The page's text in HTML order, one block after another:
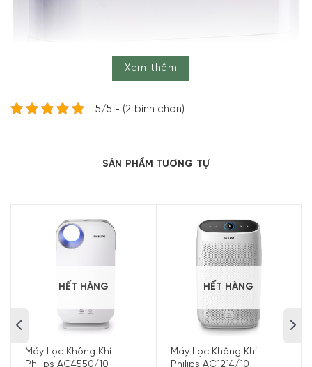
Máy Hút Ẩm Comfee MDDF-20DEN7 Giúp Bảo Vệ Sức Khỏe Cho
Một trong những giải pháp cho việc điều chỉnh tỉ lệ độ ẩm
trong không khí đó là sử dụng các thiết bị hút ẩm. Minh
House mang đến cho quý khách một sự lựa chọn chất
suất lên đến 100m3.
Xem thêm
5/5 - (2 bình chọn)
SẢN PHẨM TƯƠNG TỰ
HẾT HÀNG
Máy Lọc Không Khí
Philips AC4550/10
HẾT HÀNG
Máy Lọc Không Khí
Philips AC1214/10